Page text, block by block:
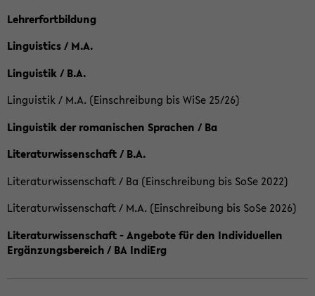
Lehrerfortbildung
Linguistics / M.A.
Linguistik / B.A.
Linguistik / M.A. (Einschreibung bis WiSe 25/26)
Linguistik der romanischen Sprachen / Ba
Literaturwissenschaft / B.A.
Literaturwissenschaft / Ba (Einschreibung bis SoSe 2022)
Literaturwissenschaft / M.A. (Einschreibung bis SoSe 2026)
Literaturwissenschaft - Angebote für den Individuellen
Ergänzungsbereich / BA IndiErg